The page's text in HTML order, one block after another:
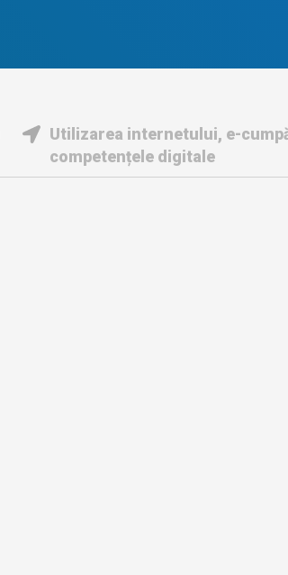
Utilizarea internetului, e-
competențele digitale